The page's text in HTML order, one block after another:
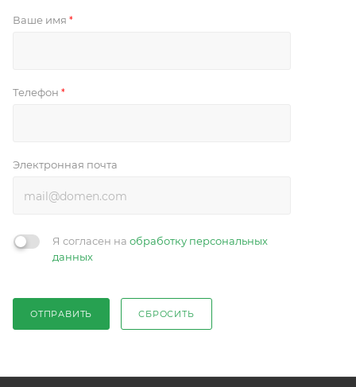
Ваше имя *
Телефон *
Электронная почта
Я согласен на обработку персональных
данных
ОТПРАВИТЬ СБРОСИТЬ